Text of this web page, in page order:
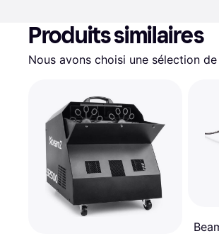
Produits similaires
Nous avons choisi une sélection